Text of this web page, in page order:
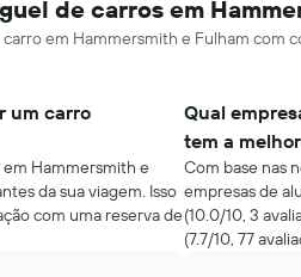
de carros em
em Hammersmith e Fulham com
um carro
Hammersmith e
da sua viagem. Isso
com uma reserva de
Qual
tem a
Com base nas
empresas de
(10.0/10, 3
(7.7/10, 77